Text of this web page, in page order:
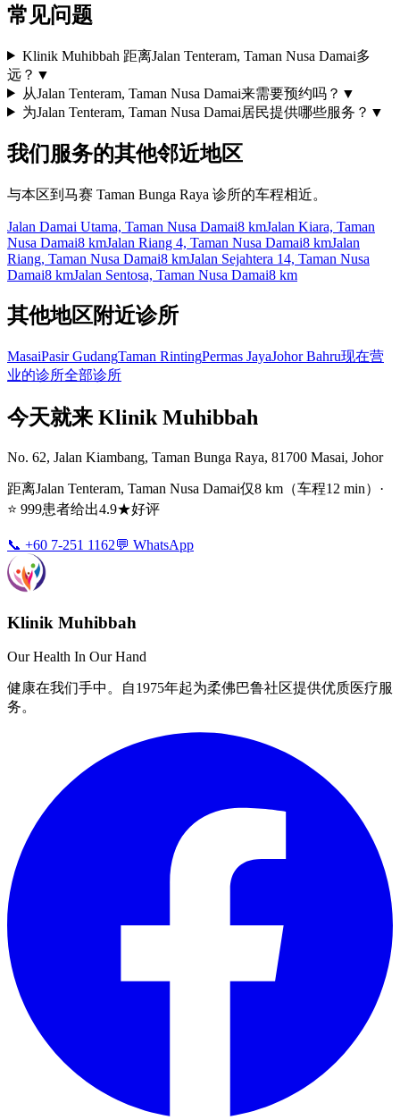
常见问题
Klinik Muhibbah 距离Jalan Tenteram, Taman Nusa Damai多
远？ ▼
从Jalan Tenteram, Taman Nusa Damai来需要预约吗？ ▼
为Jalan Tenteram, Taman Nusa Damai居民提供哪些服务？ ▼
我们服务的其他邻近地区
与本区到马赛 Taman Bunga Raya 诊所的车程相近。
Jalan Damai Utama, Taman Nusa Damai8 kmJalan Kiara, Taman
Nusa Damai8 kmJalan Riang 4, Taman Nusa Damai8 kmJalan
Riang, Taman Nusa Damai8 kmJalan Sejahtera 14, Taman Nusa
Damai8 kmJalan Sentosa, Taman Nusa Damai8 km
其他地区附近诊所
MasaiPasir GudangTaman RintingPermas JayaJohor Bahru现在营
业的诊所全部诊所
今天就来 Klinik Muhibbah
No. 62, Jalan Kiambang, Taman Bunga Raya, 81700 Masai, Johor
距离Jalan Tenteram, Taman Nusa Damai仅8 km（车程12 min）·
⭐ 999患者给出4.9★好评
📞 +60 7-251 1162💬 WhatsApp
Klinik Muhibbah
Our Health In Our Hand
健康在我们手中。自1975年起为柔佛巴鲁社区提供优质医疗服
务。